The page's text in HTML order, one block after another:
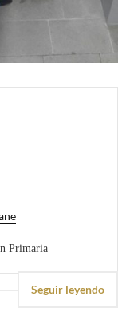
Primaria
Seguir leyendo